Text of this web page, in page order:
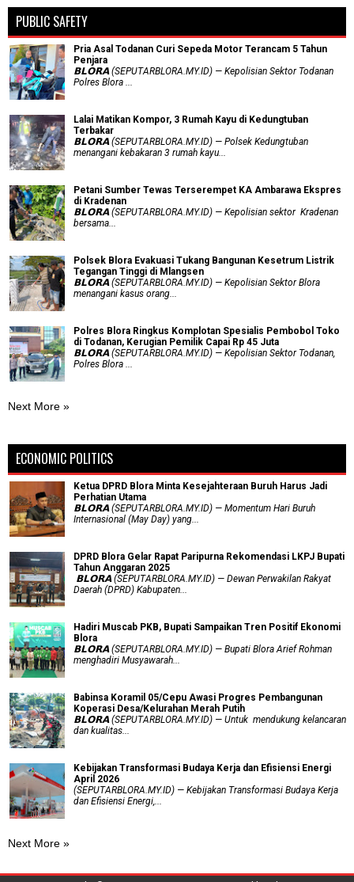
PUBLIC SAFETY
Pria Asal Todanan Curi Sepeda Motor Terancam 5 Tahun
Penjara
𝗕𝗟𝗢𝗥𝗔 (SEPUTARBLORA.MY.ID) — Kepolisian Sektor Todanan
Polres Blora ...
Lalai Matikan Kompor, 3 Rumah Kayu di Kedungtuban
Terbakar
𝗕𝗟𝗢𝗥𝗔 (SEPUTARBLORA.MY.ID) — Polsek Kedungtuban
menangani kebakaran 3 rumah kayu...
Petani Sumber Tewas Terserempet KA Ambarawa Ekspres
di Kradenan
𝗕𝗟𝗢𝗥𝗔 (SEPUTARBLORA.MY.ID) — Kepolisian sektor Kradenan
bersama...
Polsek Blora Evakuasi Tukang Bangunan Kesetrum Listrik
Tegangan Tinggi di Mlangsen
𝗕𝗟𝗢𝗥𝗔 (SEPUTARBLORA.MY.ID) — Kepolisian Sektor Blora
menangani kasus orang...
Polres Blora Ringkus Komplotan Spesialis Pembobol Toko
di Todanan, Kerugian Pemilik Capai Rp 45 Juta
𝗕𝗟𝗢𝗥𝗔 (SEPUTARBLORA.MY.ID) — Kepolisian Sektor Todanan,
Polres Blora ...
Next More »
ECONOMIC POLITICS
Ketua DPRD Blora Minta Kesejahteraan Buruh Harus Jadi
Perhatian Utama
​𝗕𝗟𝗢𝗥𝗔 (SEPUTARBLORA.MY.ID) — Momentum Hari Buruh
Internasional (May Day) yang...
DPRD Blora Gelar Rapat Paripurna Rekomendasi LKPJ Bupati
Tahun Anggaran 2025
‎ 𝗕𝗟𝗢𝗥𝗔 (SEPUTARBLORA.MY.ID) — Dewan Perwakilan Rakyat
Daerah (DPRD) Kabupaten...
Hadiri Muscab PKB, Bupati Sampaikan Tren Positif Ekonomi
Blora
𝗕𝗟𝗢𝗥𝗔 (SEPUTARBLORA.MY.ID) — Bupati Blora Arief Rohman
menghadiri Musyawarah...
Babinsa Koramil 05/Cepu Awasi Progres Pembangunan
Koperasi Desa/Kelurahan Merah Putih
𝗕𝗟𝗢𝗥𝗔 (SEPUTARBLORA.MY.ID) — Untuk mendukung kelancaran
dan kualitas...
Kebijakan Transformasi Budaya Kerja dan Efisiensi Energi
April 2026
(SEPUTARBLORA.MY.ID) — Kebijakan Transformasi Budaya Kerja
dan Efisiensi Energi,...
Next More »